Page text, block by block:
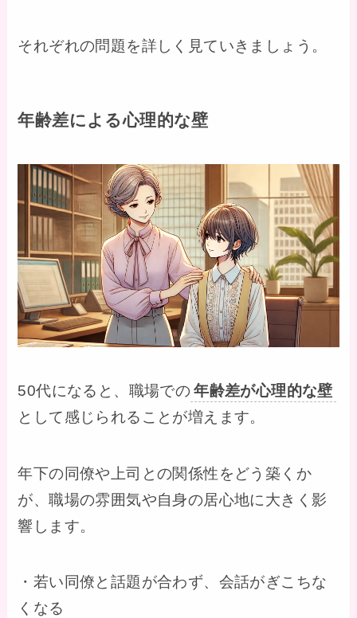
それぞれの問題を詳しく見ていきましょう。
年齢差による心理的な壁
50代になると、職場での 年齢差が心理的な壁
として感じられることが増えます。
年下の同僚や上司との関係性をどう築くか
が、職場の雰囲気や自身の居心地に大きく影
響します。
・若い同僚と話題が合わず、会話がぎこちな
くなる